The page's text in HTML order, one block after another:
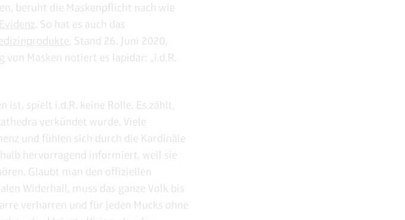
beruht die Maskenpflicht nach wie
. So hat es auch das
, Stand 26. Juni 2020,
Masken notiert es lapidar: „i.d.R.
ist, spielt i.d.R. keine Rolle. Es zählt,
verkündet wurde. Viele
und fühlen sich durch die Kardinäle
hervorragend informiert, weil sie
Glaubt man den offiziellen
Widerhall, muss das ganze Volk bis
verharren und für jeden Mucks ohne